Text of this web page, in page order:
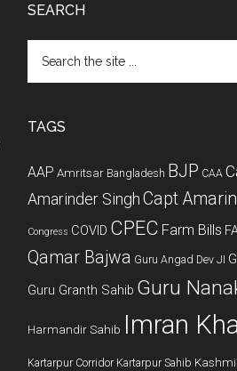
SEARCH
the
TAGS
AAP Amritsar Bangladesh BJP CAA
Amarinder Singh Capt
Congress COVID CPEC Farm Bills
Qamar Bajwa Guru Angad Dev JI
Guru Granth Sahib Guru
Harmandir Sahib Imran
Kartarpur Corridor Kartarpur Sahib